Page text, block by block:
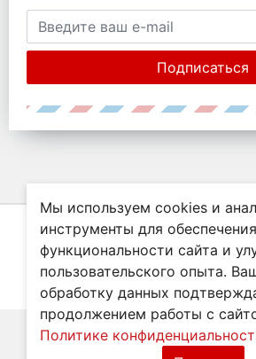
Подписаться
© Все права защищены. Информация сайта
авторских правах.
Нашли ошибку?
Мы используем cookies и
инструменты для обеспечения
функциональности сайта и
пользовательского опыта.
обработку данных
продолжением работы с
Политике